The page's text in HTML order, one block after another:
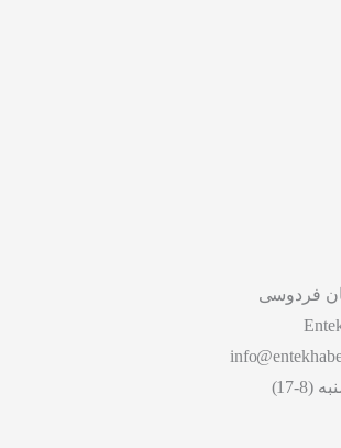
فردوسی
17)